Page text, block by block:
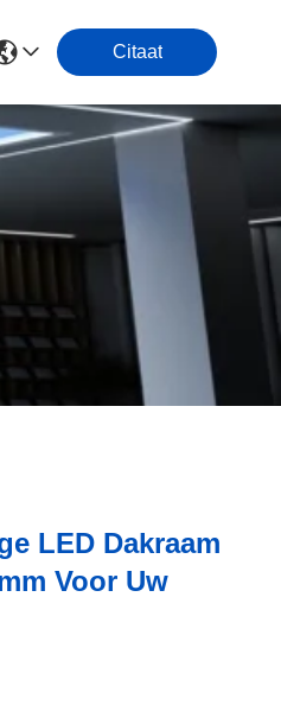
Citaat
LED Dakraam
Voor Uw